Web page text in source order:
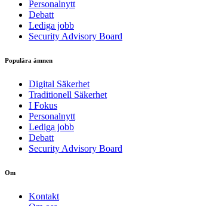
Personalnytt
Debatt
Lediga jobb
Security Advisory Board
Populära ämnen
Digital Säkerhet
Traditionell Säkerhet
I Fokus
Personalnytt
Lediga jobb
Debatt
Security Advisory Board
Om
Kontakt